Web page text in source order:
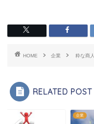
HOME 企業 粋な商人
RELATED POST
企業